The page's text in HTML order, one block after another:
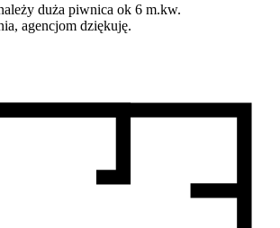
duża piwnica ok 6 m.kw.
agencjom dziękuję.